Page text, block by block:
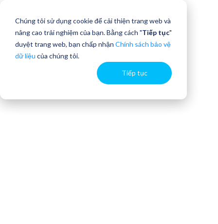
Chúng tôi sử dụng cookie để cải thiện trang web và
nâng cao trải nghiệm của bạn. Bằng cách "Tiếp tục"
duyệt trang web, bạn chấp nhận Chính sách bảo vệ
dữ liệu của chúng tôi.
Tiếp tục